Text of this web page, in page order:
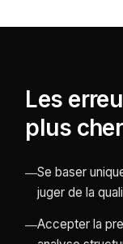
Les
plus cher
—Se baser
juger de la
—Accepter la